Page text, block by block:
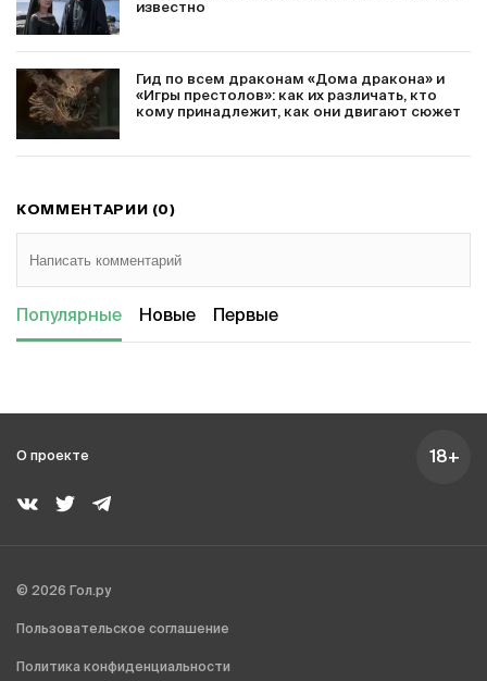
известно
Гид по всем драконам «Дома дракона» и
«Игры престолов»: как их различать, кто
кому принадлежит, как они двигают сюжет
КОММЕНТАРИИ (0)
Популярные Новые Первые
О проекте 18+
© 2026 Гол.ру
Пользовательское соглашение
Политика конфиденциальности